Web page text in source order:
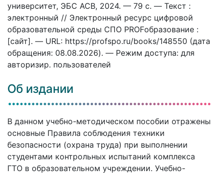
университет, ЭБС АСВ, 2024. — 79 c. — Текст :
электронный // Электронный ресурс цифровой
образовательной среды СПО PROFобразование :
[сайт]. — URL: https://profspo.ru/books/148550 (дата
обращения: 08.08.2026). — Режим доступа: для
авторизир. пользователей
Об издании
В данном учебно-методическом пособии отражены
основные Правила соблюдения техники
безопасности (охрана труда) при выполнении
студентами контрольных испытаний комплекса
ГТО в образовательном учреждении. Учебно-